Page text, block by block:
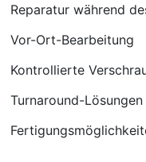
Reparatur während
Vor-Ort-Bearbeitung
Kontrollierte
Turnaround-Lösungen